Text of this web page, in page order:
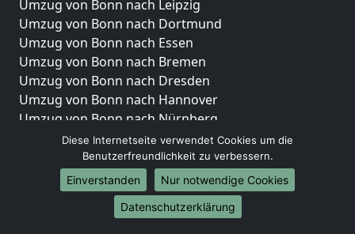
Umzug von Bonn nach Leipzig
Umzug von Bonn nach Dortmund
Umzug von Bonn nach Essen
Umzug von Bonn nach Bremen
Umzug von Bonn nach Dresden
Umzug von Bonn nach Hannover
Umzug von Bonn nach Nürnberg
Umzug von Bonn nach Duisburg
Umzug von Bonn nach Bochum
Umzug von Bonn nach Wuppertal
Umzug von Bonn nach Bielefeld
Umzug von Bonn nach Bonn
Diese Internetseite verwendet Cookies um die
Benutzerfreundlichkeit zu verbessern.
Einverstanden
Nur notwendige Cookies
Datenschutzerklärung